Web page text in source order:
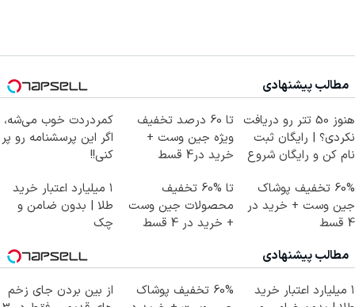
مطالب پیشنهادی
هنوز 50 تتر رو دریافت
نکردی؟ | رایگان ثبت
نام کن و رایگان شروع
تا 60 درصد تخفیف
ویژه جین وست +
خرید در4 قسط
کمردردت خوب می‌شه،
اگر این پرسشنامه رو پر
کنی!!
60% تخفیف پوشاک
جین وست + خرید در
4 قسط
تا %60 تخفیف
محصولات جین وست
+ خرید در 4 قسط
۱ میلیارد اعتبار خرید
طلا | بدون ضامن و
چک
مطالب پیشنهادی
۱ میلیارد اعتبار خرید
60% تخفیف پوشاک
از بین بردن جای زخم